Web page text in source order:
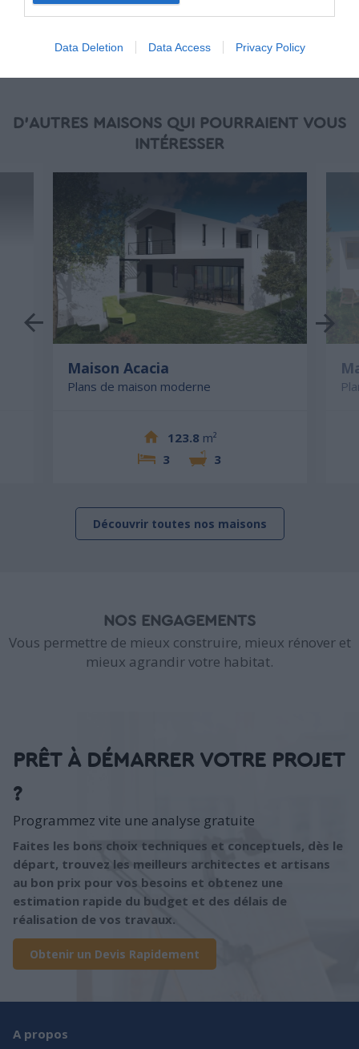
Data Deletion Data Access Privacy Policy
Je la veux !
D'AUTRES MAISONS QUI POURRAIENT VOUS
INTÉRESSER
Maison Acacia
Plans de maison moderne
123.8 m²
3
3
Découvrir toutes nos maisons
NOS ENGAGEMENTS
Vous permettre de mieux construire, mieux rénover et
mieux agrandir votre habitat.
PRÊT À DÉMARRER VOTRE PROJET
?
Programmez vite une analyse gratuite
Faites les bons choix techniques et conceptuels, dès le
départ, trouvez les meilleurs architectes et artisans
au bon prix pour vos besoins et obtenez une
estimation rapide du budget et des délais de
réalisation de vos travaux.
Obtenir un Devis Rapidement
A propos